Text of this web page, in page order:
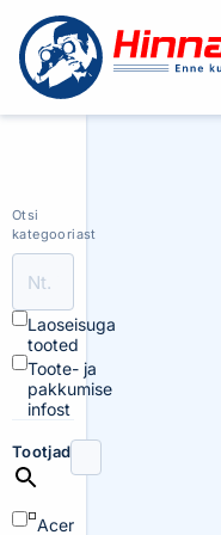
Otsi
kategooriast
Laoseisuga
tooted
Toote- ja
pakkumise
infost
Tootjad
Acer